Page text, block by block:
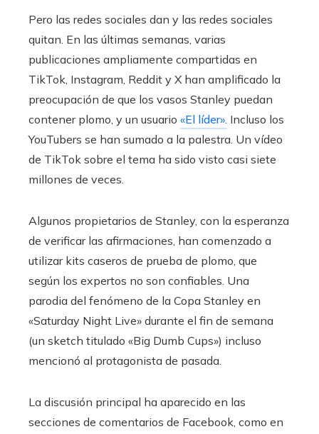
Pero las redes sociales dan y las redes sociales
quitan. En las últimas semanas, varias
publicaciones ampliamente compartidas en
TikTok, Instagram, Reddit y X han amplificado la
preocupación de que los vasos Stanley puedan
contener plomo, y un usuario «El líder». Incluso los
YouTubers se han sumado a la palestra. Un vídeo
de TikTok sobre el tema ha sido visto casi siete
millones de veces.
Algunos propietarios de Stanley, con la esperanza
de verificar las afirmaciones, han comenzado a
utilizar kits caseros de prueba de plomo, que
según los expertos no son confiables. Una
parodia del fenómeno de la Copa Stanley en
«Saturday Night Live» durante el fin de semana
(un sketch titulado «Big Dumb Cups») incluso
mencionó al protagonista de pasada.
La discusión principal ha aparecido en las
secciones de comentarios de Facebook, como en